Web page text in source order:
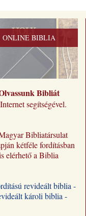
ONLINE BIBLIA
Bibliát
segítségével.
Bibliatársulat
kétféle fordításban
elérhető a Biblia
revideált biblia -
károli biblia -